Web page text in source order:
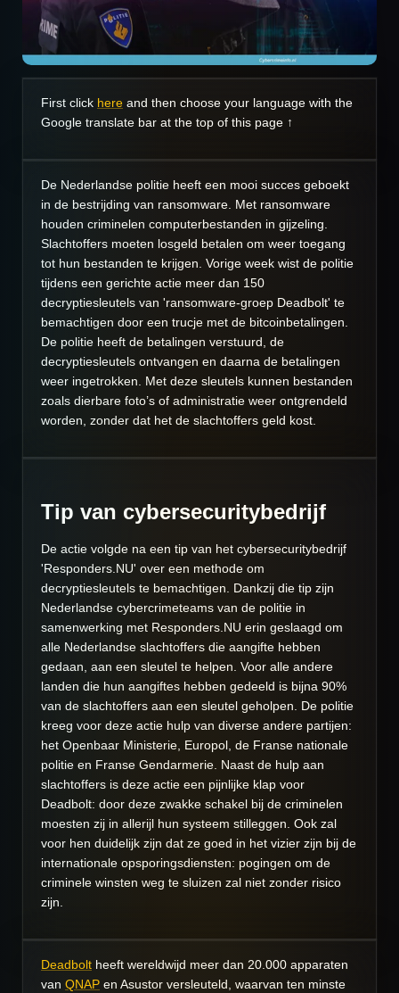
First click here and then choose your language with the
Google translate bar at the top of this page ↑
De Nederlandse politie heeft een mooi succes geboekt
in de bestrijding van ransomware. Met ransomware
houden criminelen computerbestanden in gijzeling.
Slachtoffers moeten losgeld betalen om weer toegang
tot hun bestanden te krijgen. Vorige week wist de politie
tijdens een gerichte actie meer dan 150
decryptiesleutels van 'ransomware-groep Deadbolt' te
bemachtigen door een trucje met de bitcoinbetalingen.
De politie heeft de betalingen verstuurd, de
decryptiesleutels ontvangen en daarna de betalingen
weer ingetrokken. Met deze sleutels kunnen bestanden
zoals dierbare foto’s of administratie weer ontgrendeld
worden, zonder dat het de slachtoffers geld kost.
Tip van cybersecuritybedrijf
De actie volgde na een tip van het cybersecuritybedrijf
'Responders.NU' over een methode om
decryptiesleutels te bemachtigen. Dankzij die tip zijn
Nederlandse cybercrimeteams van de politie in
samenwerking met Responders.NU erin geslaagd om
alle Nederlandse slachtoffers die aangifte hebben
gedaan, aan een sleutel te helpen. Voor alle andere
landen die hun aangiftes hebben gedeeld is bijna 90%
van de slachtoffers aan een sleutel geholpen. De politie
kreeg voor deze actie hulp van diverse andere partijen:
het Openbaar Ministerie, Europol, de Franse nationale
politie en Franse Gendarmerie. Naast de hulp aan
slachtoffers is deze actie een pijnlijke klap voor
Deadbolt: door deze zwakke schakel bij de criminelen
moesten zij in allerijl hun systeem stilleggen. Ook zal
voor hen duidelijk zijn dat ze goed in het vizier zijn bij de
internationale opsporingsdiensten: pogingen om de
criminele winsten weg te sluizen zal niet zonder risico
zijn.
Deadbolt heeft wereldwijd meer dan 20.000 apparaten
van QNAP en Asustor versleuteld, waarvan ten minste